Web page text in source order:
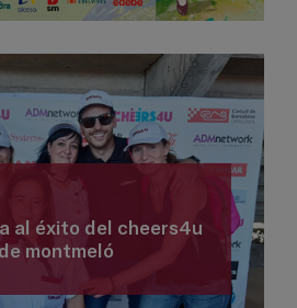
al éxito del cheers4u
montmeló